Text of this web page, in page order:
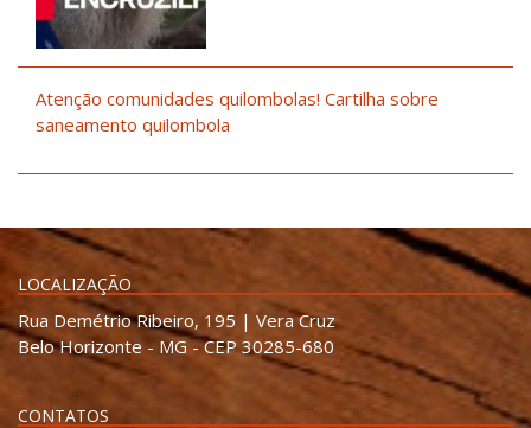
Atenção comunidades quilombolas! Cartilha sobre
saneamento quilombola
LOCALIZAÇÃO
Rua Demétrio Ribeiro, 195 | Vera Cruz
Belo Horizonte - MG - CEP 30285-680
CONTATOS